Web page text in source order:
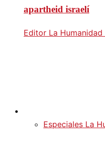
apartheid israelí
Editor La Humanidad
Especiales La